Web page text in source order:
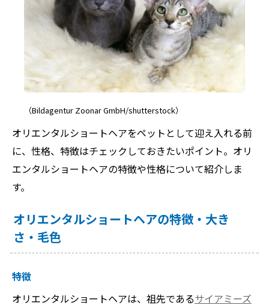
（Bildagentur Zoonar GmbH/shutterstock）
オリエンタルショートヘアをペットとして迎え入れる前
に、性格、特徴はチェックしておきたいポイント。オリ
エンタルショートヘアの特徴や性格について紹介しま
す。
オリエンタルショートヘアの特徴・大き
さ・毛色
特徴
オリエンタルショートヘアは、祖先であるサイアミーズ